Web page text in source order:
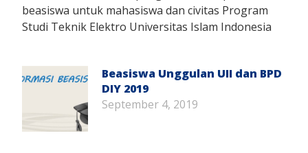
beasiswa untuk mahasiswa dan civitas Program
Studi Teknik Elektro Universitas Islam Indonesia
Beasiswa Unggulan UII dan BPD
DIY 2019
September 4, 2019